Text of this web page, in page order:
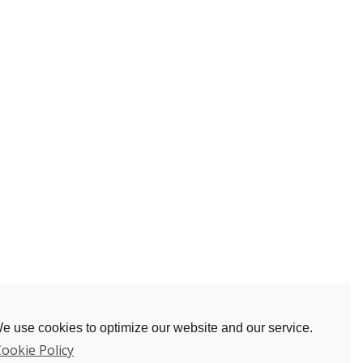
use cookies to optimize our website and our service.
Policy